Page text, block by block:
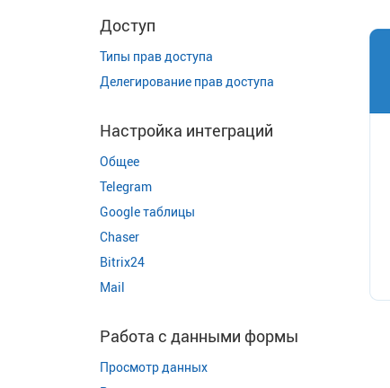
Доступ
Типы прав доступа
Делегирование прав доступа
Настройка интеграций
Общее
Telegram
Google таблицы
Chaser
Bitrix24
Mail
Работа с данными формы
Просмотр данных